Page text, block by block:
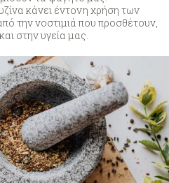
κάνει έντονη χρήση των
την νοστιμιά που προσθέτουν,
στην υγεία μας.